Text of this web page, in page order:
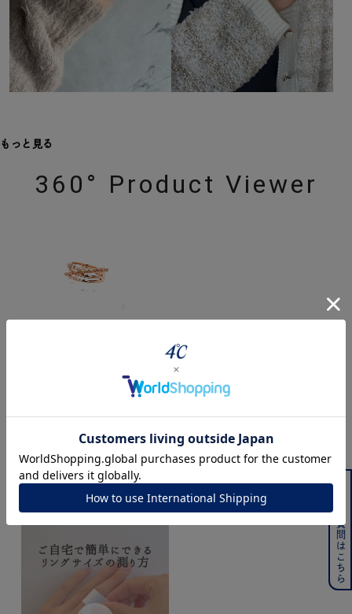
もっと見る
360° Product Viewer
Style Video
よくある質問はこちら